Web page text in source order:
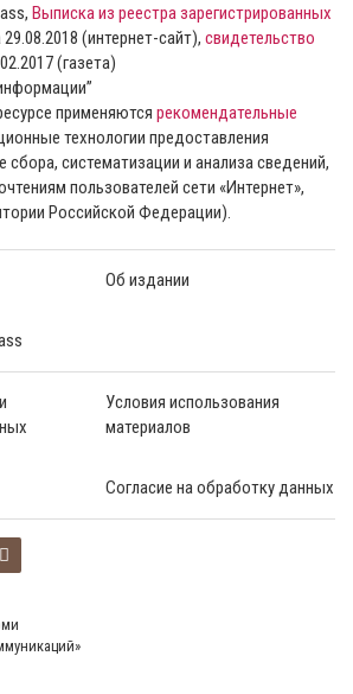
Выписка из реестра зарегистрированных
(интернет-сайт), свидетельство
(газета)
применяются рекомендательные
технологии предоставления
систематизации и анализа сведений,
пользователей сети «Интернет»,
Российской Федерации).
Об издании
Условия использования
материалов
Согласие на обработку данных